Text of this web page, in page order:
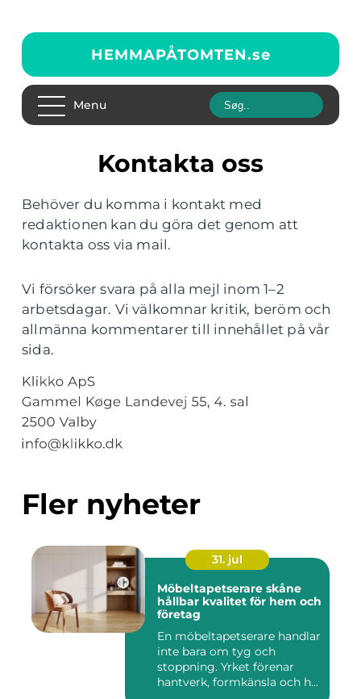
HEMMAPÅTOMTEN.se
Menu
Kontakta oss
Behöver du komma i kontakt med
redaktionen kan du göra det genom att
kontakta oss via mail.
Vi försöker svara på alla mejl inom 1–2
arbetsdagar. Vi välkomnar kritik, beröm och
allmänna kommentarer till innehållet på vår
sida.
Fler nyheter
31. jul
Möbeltapetserare skåne
hållbar kvalitet för hem och
företag
En möbeltapetserare handlar
inte bara om tyg och
stoppning. Yrket förenar
hantverk, formkänsla och h...